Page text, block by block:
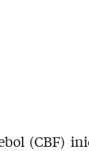
(CBF)